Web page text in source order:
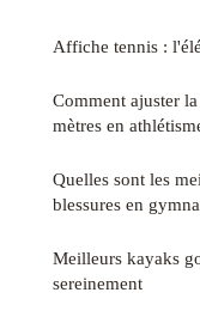
Affiche tennis :
Comment ajuster
mètres en
Quelles sont les
blessures en
Meilleurs kayaks
sereinement